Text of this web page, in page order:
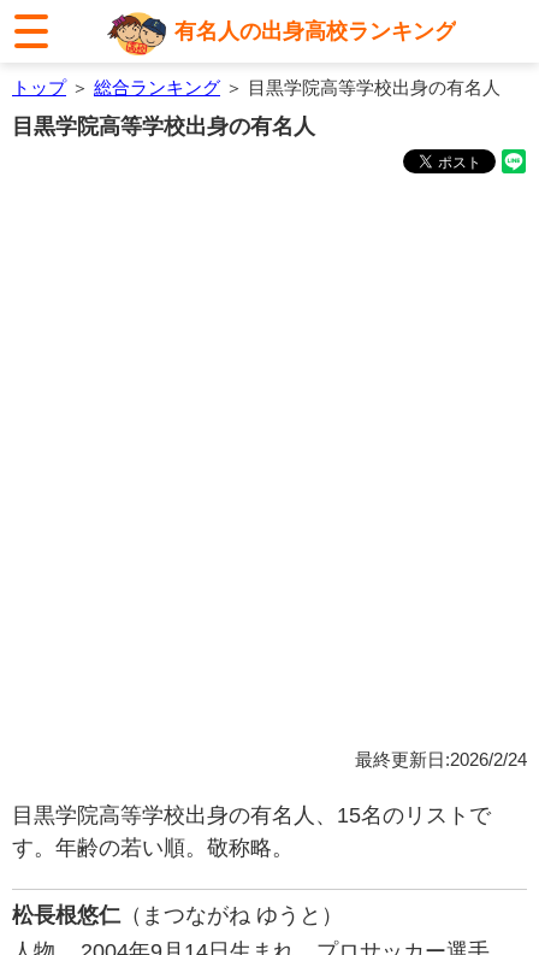
有名人の出身高校ランキング
トップ＞ 総合ランキング ＞ 目黒学院高等学校出身の有名人
目黒学院高等学校出身の有名人
最終更新日:2026/2/24
目黒学院高等学校出身の有名人、15名のリストで
す。年齢の若い順。敬称略。
松長根悠仁（まつながね ゆうと）